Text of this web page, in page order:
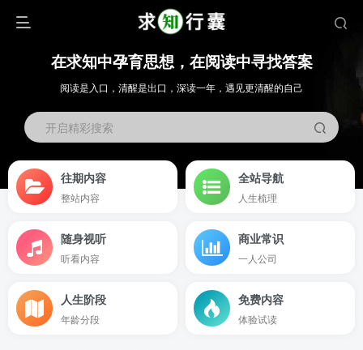
在求知中孕育思想，在阅读中寻找答案
阅读是入口，清醒是出口，深读一年，遇见更清醒的自己
开启精彩搜索
往期内容
整站内容
全站导航
人生梳理
随身视听
听看内容
商业常识
一人公司
人生阶段
年龄分段
免费内容
体验试读